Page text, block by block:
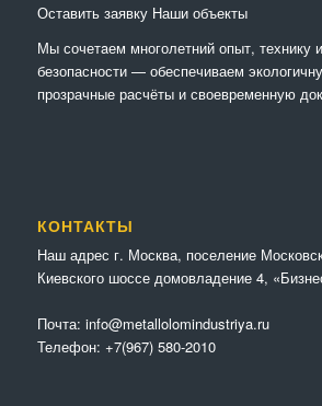
Оставить заявку Наши объекты
Мы сочетaем многолетний опыт, технику
безопасности — обеспечиваем
прозрачные расчёты и своевременную
КОНТАКТЫ
Наш адрес г. Москва, поселение
Киевского шоссе домовладение 4,
Почта: info@metallolomindustriya.ru
Телефон: +7(967) 580-2010